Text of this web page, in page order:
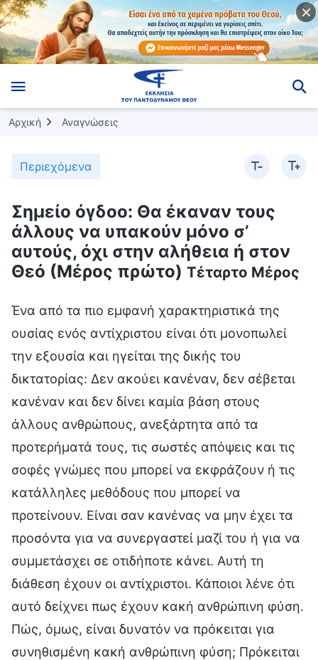
Αρχική Αναγνώσεις
Περιεχόμενα
Σημείο όγδοο: Θα έκαναν τους
άλλους να υπακούν μόνο σ’
αυτούς, όχι στην αλήθεια ή στον
Θεό (Μέρος πρώτο) Τέταρτο Μέρος
Ένα από τα πιο εμφανή χαρακτηριστικά της
ουσίας ενός αντίχριστου είναι ότι μονοπωλεί
την εξουσία και ηγείται της δικής του
δικτατορίας: Δεν ακούει κανέναν, δεν σέβεται
κανέναν και δεν δίνει καμία βάση στους
άλλους ανθρώπους, ανεξάρτητα από τα
προτερήματά τους, τις σωστές απόψεις και τις
σοφές γνώμες που μπορεί να εκφράζουν ή τις
κατάλληλες μεθόδους που μπορεί να
προτείνουν. Είναι σαν κανένας να μην έχει τα
προσόντα για να συνεργαστεί μαζί του ή για να
συμμετάσχει σε οτιδήποτε κάνει. Αυτή τη
διάθεση έχουν οι αντίχριστοι. Κάποιοι λένε ότι
αυτό δείχνει πως έχουν κακή ανθρώπινη φύση.
Πώς, όμως, είναι δυνατόν να πρόκειται για
συνηθισμένη κακή ανθρώπινη φύση; Πρόκειται